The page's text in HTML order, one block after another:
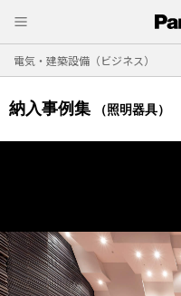
電気・建築設備（ビジネス）
納入事例集 （照明器具）